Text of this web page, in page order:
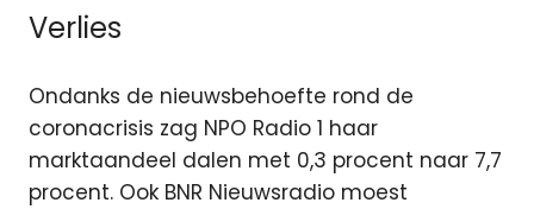
Verlies
Ondanks de nieuwsbehoefte rond de
coronacrisis zag NPO Radio 1 haar
marktaandeel dalen met 0,3 procent naar 7,7
procent. Ook BNR Nieuwsradio moest